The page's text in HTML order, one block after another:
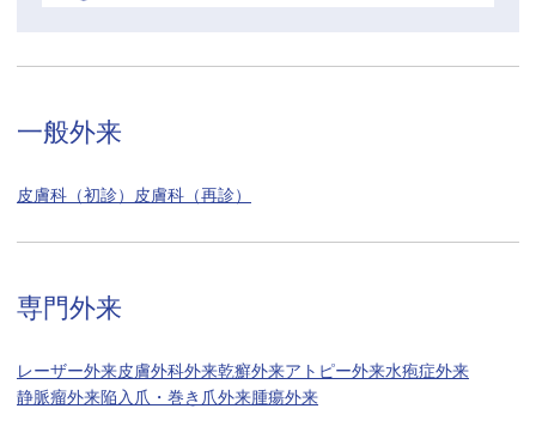
一般外来
皮膚科（初診） 皮膚科（再診）
専門外来
レーザー外来皮膚外科外来乾癬外来アトピー外来水疱症外来
静脈瘤外来陥入爪・巻き爪外来腫瘍外来